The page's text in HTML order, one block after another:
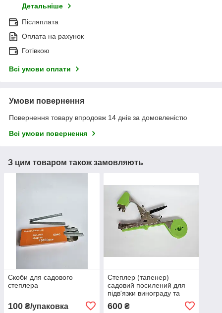
Детальніше
Післяплата
Оплата на рахунок
Готівкою
Всі умови оплати
Умови повернення
Повернення товару впродовж 14 днів за домовленістю
Всі умови повернення
З цим товаром також замовляють
Скоби для садового
степлера
100 ₴/упаковка
Степлер (тапенер)
садовий посилений для
підв'язки винограду та
600₴